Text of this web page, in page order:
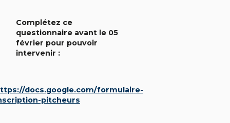
Complétez ce
questionnaire avant le 05
février pour pouvoir
intervenir :
docs.google.com/formulaire-
pitcheurs